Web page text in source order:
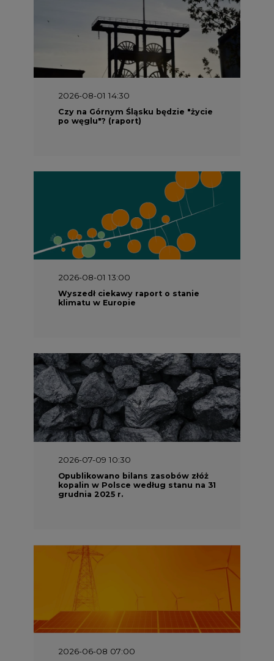
2026-08-01 14:30
Czy na Górnym Śląsku będzie "życie
po węglu"? (raport)
2026-08-01 13:00
Wyszedł ciekawy raport o stanie
klimatu w Europie
2026-07-09 10:30
Opublikowano bilans zasobów złóż
kopalin w Polsce według stanu na 31
grudnia 2025 r.
2026-06-08 07:00